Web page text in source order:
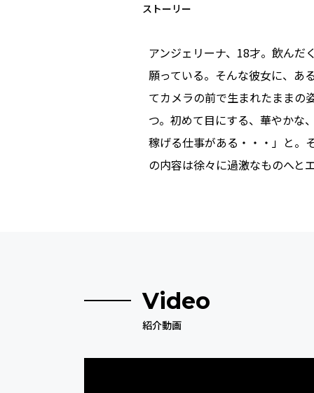
ストーリー
アンジェリーナ、18才。飲んだ
願っている。そんな彼女に、あ
てカメラの前で生まれたままの
つ。初めて目にする、華やかな
稼げる仕事がある・・・」と。
の内容は徐々に過激なものへと
Video
紹介動画